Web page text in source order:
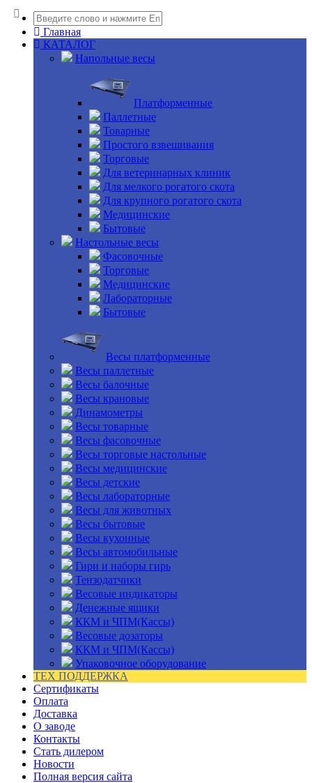
Главная
КАТАЛОГ
Напольные весы
Платформенные
Паллетные
Товарные
Простого взвешивания
Торговые
Для ветеринарных клиник
Для мелкого рогатого скота
Для крупного рогатого скота
Медицинские
Бытовые
Настольные весы
Фасовочные
Торговые
Медицинские
Лабораторные
Бытовые
Весы платформенные
Весы паллетные
Весы балочные
Весы крановые
Динамометры
Весы товарные
Весы фасовочные
Весы торговые настольные
Весы медицинские
Весы детские
Весы лабораторные
Весы для животных
Весы бытовые
Весы кухонные
Весы автомобильные
Гири и наборы гирь
Тензодатчики
Весовые индикаторы
Денежные ящики
ККМ и ЧПМ(Кассы)
Весовые дозаторы
ККМ и ЧПМ(Кассы)
Упаковочное оборудование
ТЕХ ПОДДЕРЖКА
Сертификаты
Оплата
Доставка
О заводе
Контакты
Стать дилером
Новости
Полная версия сайта